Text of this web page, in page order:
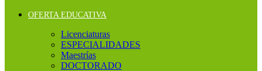
OFERTA EDUCATIVA
Licenciaturas
ESPECIALIDADES
Maestrías
DOCTORADO